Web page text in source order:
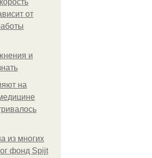
от
и
на
из многих
фонд Spijt